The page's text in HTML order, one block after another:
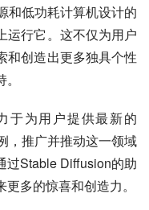
和低功耗计算机设计的
运行它。这不仅为用户
和创造出更多独具个性
于为用户提供最新的
，推广并推动这一领域
过Stable Diffusion的助
多的惊喜和创造力。